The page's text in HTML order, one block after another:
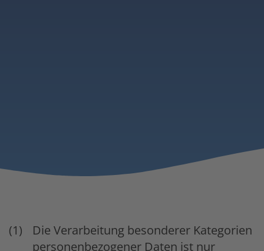
Die Verarbeitung besonderer Kategorien
personenbezogener Daten ist nur